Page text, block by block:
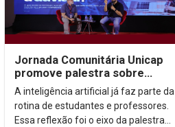
Jornada Comunitária Unicap
promove palestra sobre
aprendizagem com uso de IA
A inteligência artificial já faz parte da
rotina de estudantes e professores.
Essa reflexão foi o eixo da palestra